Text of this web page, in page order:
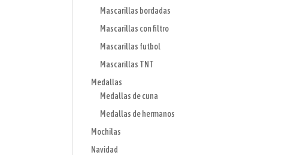
Mascarillas bordadas
Mascarillas con filtro
Mascarillas futbol
Mascarillas TNT
Medallas
Medallas de cuna
Medallas de hermanos
Mochilas
Navidad